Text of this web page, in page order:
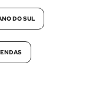
DO SUL